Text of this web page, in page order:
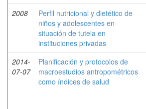
2008
Perfil nutricional y dietético de
niños y adolescentes en
situación de tutela en
instituciones privadas
2014-
07-07
Planificación y protocolos de
macroestudios antropométricos
como índices de salud